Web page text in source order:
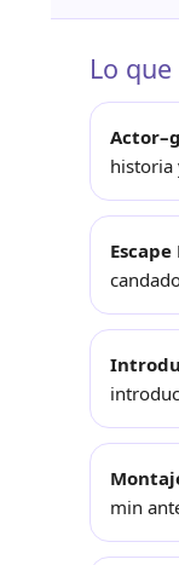
Lo
historia
min